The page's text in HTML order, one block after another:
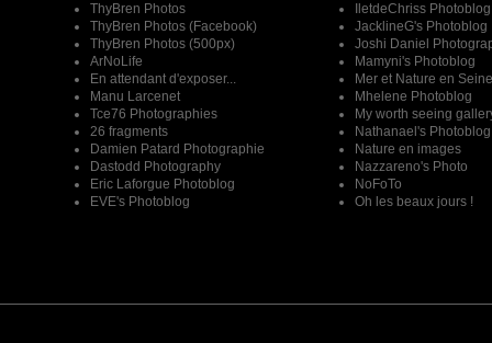
ThyBren Photos
ThyBren Photos (Facebook)
ThyBren Photos (500px)
ArNoLife
En attendant d'exposer...
Manu Larcenet
Tce76 Photographies
26 fragments
Damien Patard Photographie
Dastodd Photography
Eric Laforgue Photoblog
EVE's Photoblog
IletdeChriss Photoblog
JacklineG's Photoblog
Joshi Daniel
Mamyni's Photoblog
Mer et Nature en Seine
Mhelene Photoblog
My worth seeing
Nathanael's Photoblog
Nature en images
Nazzareno's Photo
NoFoTo
Oh les beaux jours !